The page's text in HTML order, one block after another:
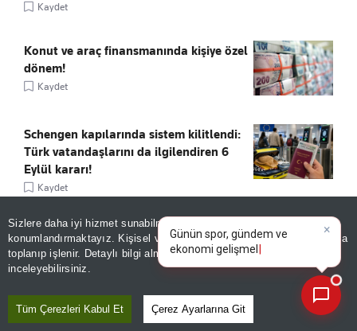
Sizlere daha iyi hizmet sunabilmek adına sitemizde
konumlandırmaktayız. Kişisel verileriniz, KVKK ve GDPR kapsamında
toplanıp işlenir. Detaylı bilgi almak içinAydınlatma Metnimizi
inceleyebilirsiniz.
Tüm Çerezleri Kabul Et Çerez Ayarlarına Git
Kaydet
Konut ve araç finansmanında kişiye özel
dönem!
Kaydet
Schengen kapılarında sistem kilitlendi:
Türk vatandaşlarını da ilgilendiren 6
Eylül kararı!
Kaydet
BORSANIN 4 DEVİ İÇİN FİYAT!
Kaydet
Kia Ağustos fiyatları belli oldu:
×
Günün spor, gündem ve
ekonomi gelişmelerini analiz
edin!|